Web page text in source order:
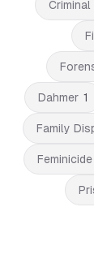
Dahmer 1
Family
Feminicide